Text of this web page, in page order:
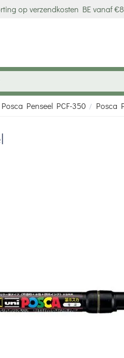
op verzendkosten BE vanaf
Posca Penseel PCF-350 / Posca